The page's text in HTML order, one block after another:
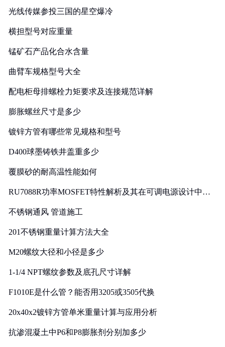
光线传媒参投三国的星空爆冷
横担型号对应重量
锰矿石产品化合水含量
曲臂车规格型号大全
配电柜母排螺栓力矩要求及连接规范详解
膨胀螺丝尺寸是多少
镀锌方管有哪些常见规格和型号
D400球墨铸铁井盖重多少
覆膜砂的耐高温性能如何
RU7088R功率MOSFET特性解析及其在可调电源设计中的
不锈钢通风 管道施工
201不锈钢重量计算方法大全
M20螺纹大径和小径是多少
1-1/4 NPT螺纹参数及底孔尺寸详解
F1010E是什么管？能否用3205或3505代换
20x40x2镀锌方管单米重量计算与应用分析
抗渗混凝土中P6和P8膨胀剂分别加多少